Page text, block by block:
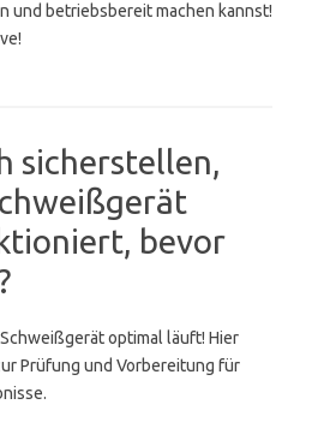
und betriebsbereit machen kannst!
sicherstellen,
bevor
optimal läuft! Hier
Prüfung und Vorbereitung für